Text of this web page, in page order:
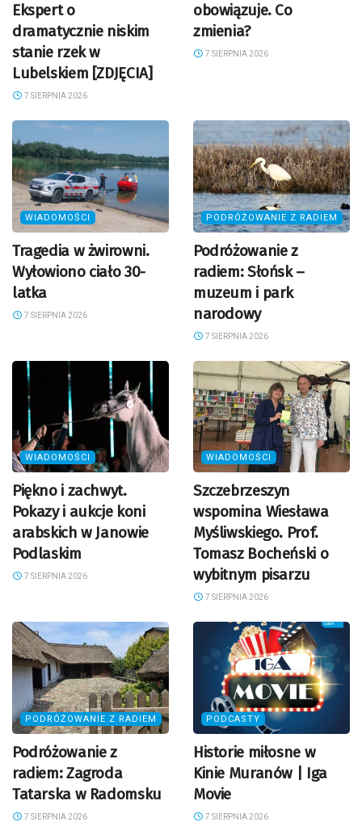
Ekspert o
dramatycznie niskim
stanie rzek w
Lubelskiem [ZDJĘCIA]
7 SIERPNIA 2026
obowiązuje. Co
zmienia?
7 SIERPNIA 2026
WIADOMOŚCI
Tragedia w żwirowni.
Wyłowiono ciało 30-
latka
7 SIERPNIA 2026
PODRÓŻOWANIE Z RADIEM
Podróżowanie z
radiem: Słońsk –
muzeum i park
narodowy
7 SIERPNIA 2026
WIADOMOŚCI
Piękno i zachwyt.
Pokazy i aukcje koni
arabskich w Janowie
Podlaskim
7 SIERPNIA 2026
WIADOMOŚCI
Szczebrzeszyn
wspomina Wiesława
Myśliwskiego. Prof.
Tomasz Bocheński o
wybitnym pisarzu
7 SIERPNIA 2026
PODRÓŻOWANIE Z RADIEM
Podróżowanie z
radiem: Zagroda
Tatarska w Radomsku
7 SIERPNIA 2026
PODCASTY
Historie miłosne w
Kinie Muranów | Iga
Movie
7 SIERPNIA 2026